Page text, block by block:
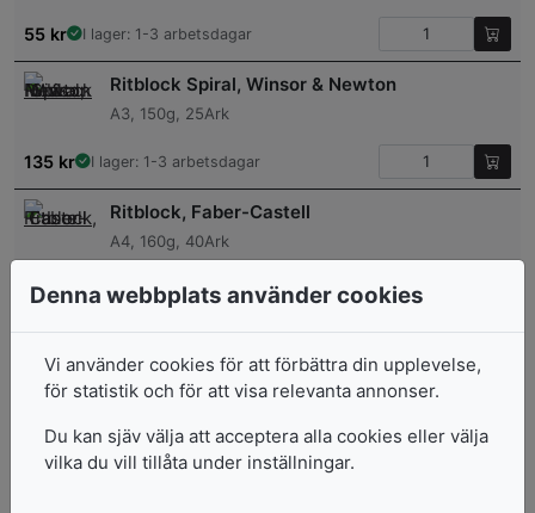
55 kr I lager: 1-3 arbetsdagar
Ritblock Spiral, Winsor & Newton
A3, 150g, 25Ark
135 kr I lager: 1-3 arbetsdagar
Ritblock, Faber-Castell
A4, 160g, 40Ark
99kr I lager: 1-3 arbetsdagar
Ritpapper
A3, 100g, 250-Pack
Denna webbplats använder cookies
Vi använder cookies för att förbättra din upplevelse,
för statistik och för att visa relevanta annonser.
Du kan sjäv välja att acceptera alla cookies eller välja
vilka du vill tillåta under inställningar.